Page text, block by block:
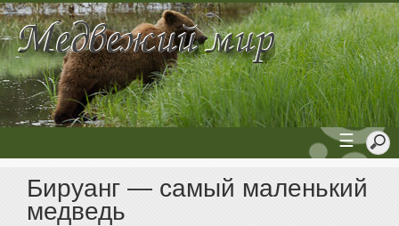
☰
Бируанг — самый маленький
медведь